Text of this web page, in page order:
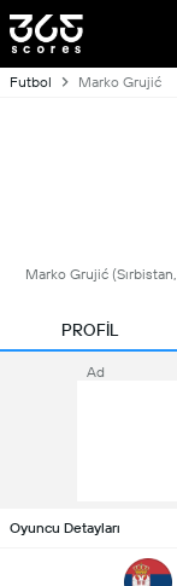
Futbol Marko Grujić
Marko Grujić
PROFİL
Ad
Oyuncu Detayları